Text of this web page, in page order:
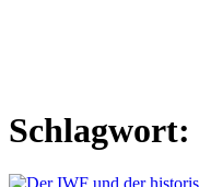
Schlagwort: